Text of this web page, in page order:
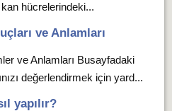
hücrelerindeki...
ve Anlamları
ve Anlamları Busayfadaki
değerlendirmek için yard...
yapılır?